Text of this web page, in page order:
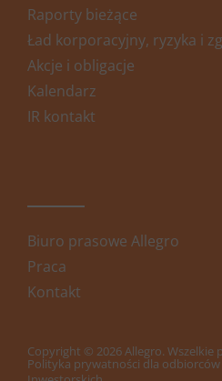
Raporty bieżące
Ład korporacyjny, ryzyka i
Akcje i obligacje
Kalendarz
IR kontakt
Biuro prasowe Allegro
Praca
Kontakt
Copyright © 2026 Allegro. Wszelkie
Polityka prywatności dla odbiorców